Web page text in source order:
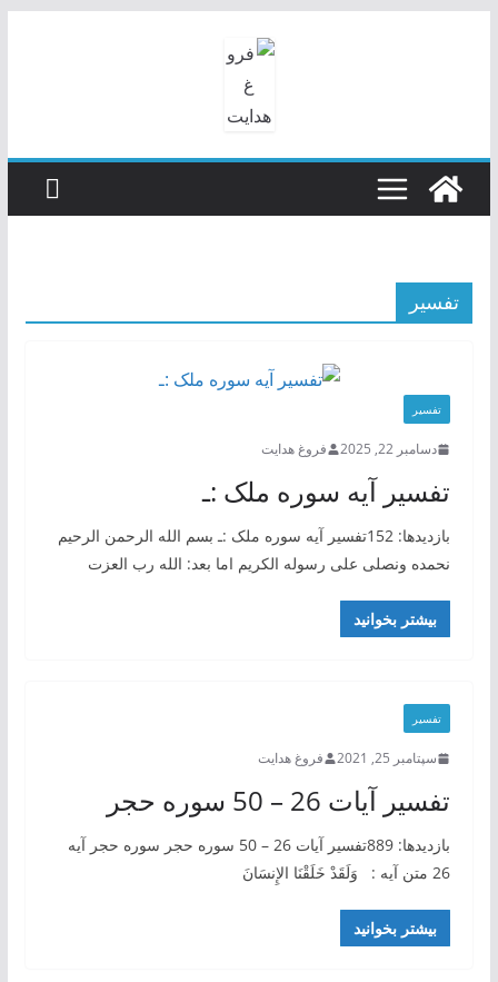
تفسیر
تفسیر
دسامبر 22, 2025 فروغ هدایت
تفسیر آیه سوره ملک :ـ
بازدیدها: 152تفسیر آیه سوره ملک :ـ بسم الله الرحمن الرحیم
نحمده ونصلی علی رسوله الکریم اما بعد: الله رب العزت
بیشتر بخوانید
تفسیر
سپتامبر 25, 2021 فروغ هدایت
تفسیر آیات 26 – 50 سوره حجر
بازدیدها: 889تفسیر آیات 26 – 50 سوره حجر سوره حجر آيه
26 ‏متن آيه : ‏ ‏ وَلَقَدْ خَلَقْنَا الإِنسَانَ
بیشتر بخوانید